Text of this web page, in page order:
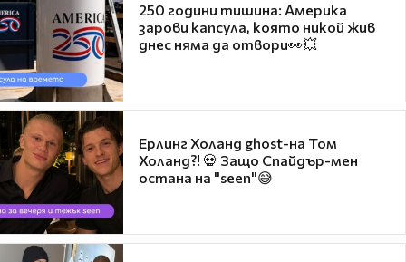
250 години тишина: Америка
зарови капсула, която никой жив
днес няма да отвори👀💥
Ерлинг Холанд ghost-на Том
Холанд?! 💀 Защо Спайдър-мен
остана на "seen"😅